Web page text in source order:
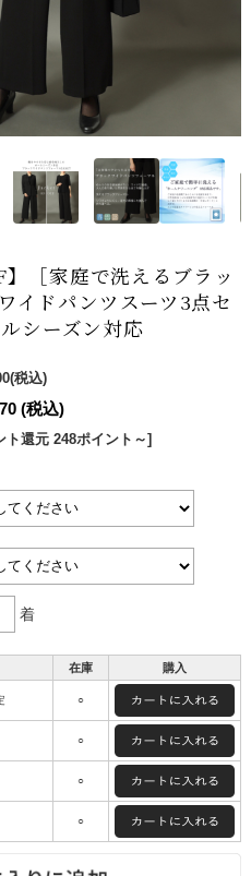
［家庭で洗えるブラッ
ドパンツスーツ3点セ
シーズン対応
(税込)
(税込)
ト還元 248ポイント～]
着
在庫 購入
○
○
○
○